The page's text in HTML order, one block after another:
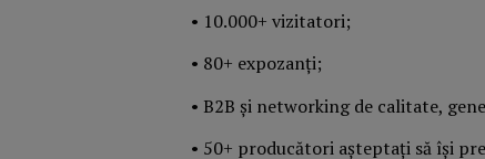
• 10.000+ vizitatori;
• 80+ expozanţi;
• B2B și networking de calitate,
• 50+ producători așteptați să își